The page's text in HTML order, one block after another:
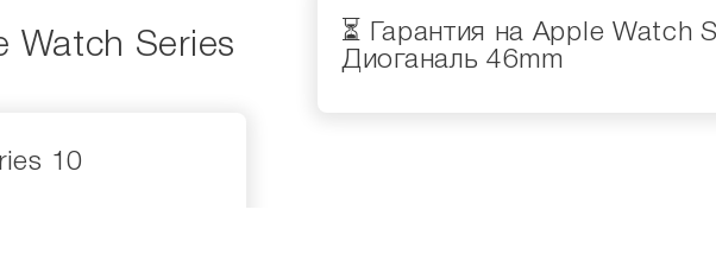
Watch Series
10
⏳ Гарантия на Apple Watch
Диоганаль 46mm